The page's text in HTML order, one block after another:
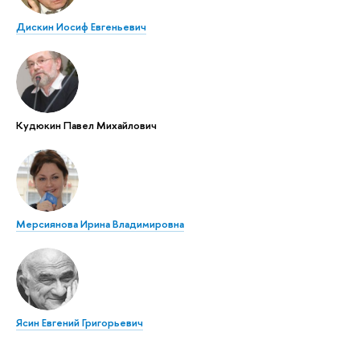
Дискин Иосиф Евгеньевич
Кудюкин Павел Михайлович
Мерсиянова Ирина Владимировна
Ясин Евгений Григорьевич